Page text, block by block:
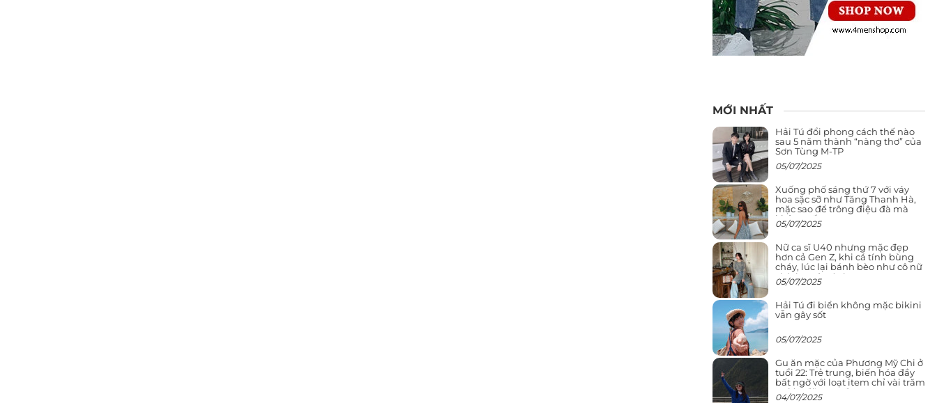
MỚI NHẤT
Hải Tú đổi phong cách thế nào
sau 5 năm thành “nàng thơ” của
Sơn Tùng M-TP
05/07/2025
Xuống phố sáng thứ 7 với váy
hoa sặc sỡ như Tăng Thanh Hà,
mặc sao để trông điệu đà mà
không sến
05/07/2025
Nữ ca sĩ U40 nhưng mặc đẹp
hơn cả Gen Z, khi cá tính bùng
cháy, lúc lại bánh bèo như cô nữ
chính ngôn tình
05/07/2025
Hải Tú đi biển không mặc bikini
vẫn gây sốt
05/07/2025
Gu ăn mặc của Phương Mỹ Chi ở
tuổi 22: Trẻ trung, biến hóa đầy
bất ngờ với loạt item chỉ vài trăm
nghìn đã mua được
04/07/2025